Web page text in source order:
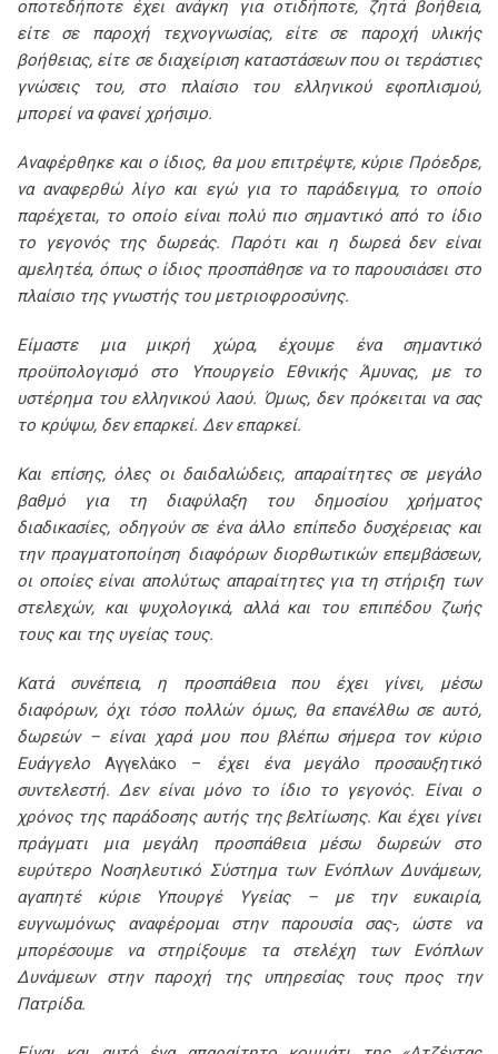
οποτεδήποτε έχει ανάγκη για οτιδήποτε, ζητά βοήθεια,
είτε σε παροχή τεχνογνωσίας, είτε σε παροχή υλικής
βοήθειας, είτε σε διαχείριση καταστάσεων που οι τεράστιες
γνώσεις του, στο πλαίσιο του ελληνικού εφοπλισμού,
μπορεί να φανεί χρήσιμο.
Αναφέρθηκε και ο ίδιος, θα μου επιτρέψτε, κύριε Πρόεδρε,
να αναφερθώ λίγο και εγώ για το παράδειγμα, το οποίο
παρέχεται, το οποίο είναι πολύ πιο σημαντικό από το ίδιο
το γεγονός της δωρεάς. Παρότι και η δωρεά δεν είναι
αμελητέα, όπως ο ίδιος προσπάθησε να το παρουσιάσει στο
πλαίσιο της γνωστής του μετριοφροσύνης.
Είμαστε μια μικρή χώρα, έχουμε ένα σημαντικό
προϋπολογισμό στο Υπουργείο Εθνικής Άμυνας, με το
υστέρημα του ελληνικού λαού. Όμως, δεν πρόκειται να σας
το κρύψω, δεν επαρκεί. Δεν επαρκεί.
Και επίσης, όλες οι δαιδαλώδεις, απαραίτητες σε μεγάλο
βαθμό για τη διαφύλαξη του δημοσίου χρήματος
διαδικασίες, οδηγούν σε ένα άλλο επίπεδο δυσχέρειας και
την πραγματοποίηση διαφόρων διορθωτικών επεμβάσεων,
οι οποίες είναι απολύτως απαραίτητες για τη στήριξη των
στελεχών, και ψυχολογικά, αλλά και του επιπέδου ζωής
τους και της υγείας τους.
Κατά συνέπεια, η προσπάθεια που έχει γίνει, μέσω
διαφόρων, όχι τόσο πολλών όμως, θα επανέλθω σε αυτό,
δωρεών – είναι χαρά μου που βλέπω σήμερα τον κύριο
ΕυάγγελοΑγγελάκο – έχει ένα μεγάλο προσαυξητικό
συντελεστή. Δεν είναι μόνο το ίδιο το γεγονός. Είναι ο
χρόνος της παράδοσης αυτής της βελτίωσης. Και έχει γίνει
πράγματι μια μεγάλη προσπάθεια μέσω δωρεών στο
ευρύτερο Νοσηλευτικό Σύστημα των Ενόπλων Δυνάμεων,
αγαπητέ κύριε Υπουργέ Υγείας – με την ευκαιρία,
ευγνωμόνως αναφέρομαι στην παρουσία σας-, ώστε να
μπορέσουμε να στηρίξουμε τα στελέχη των Ενόπλων
Δυνάμεων στην παροχή της υπηρεσίας τους προς την
Πατρίδα.